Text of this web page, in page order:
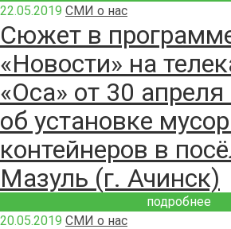
22.05.2019 СМИ о нас
Сюжет в
«Новости» на
«Оса» от 30
об установке
контейнеров в
Мазуль (г. Ачинск)
подробнее
20.05.2019 СМИ о нас